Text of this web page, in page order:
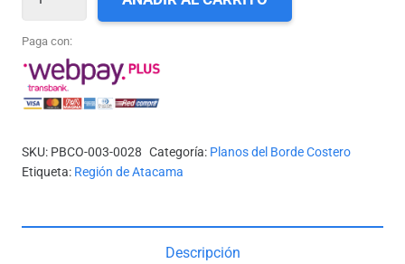
PUNTA
DE
LOBOS
cantidad
Paga con:
SKU: PBCO-003-0028 Categoría: Planos del Borde Costero
Etiqueta: Región de Atacama
Descripción